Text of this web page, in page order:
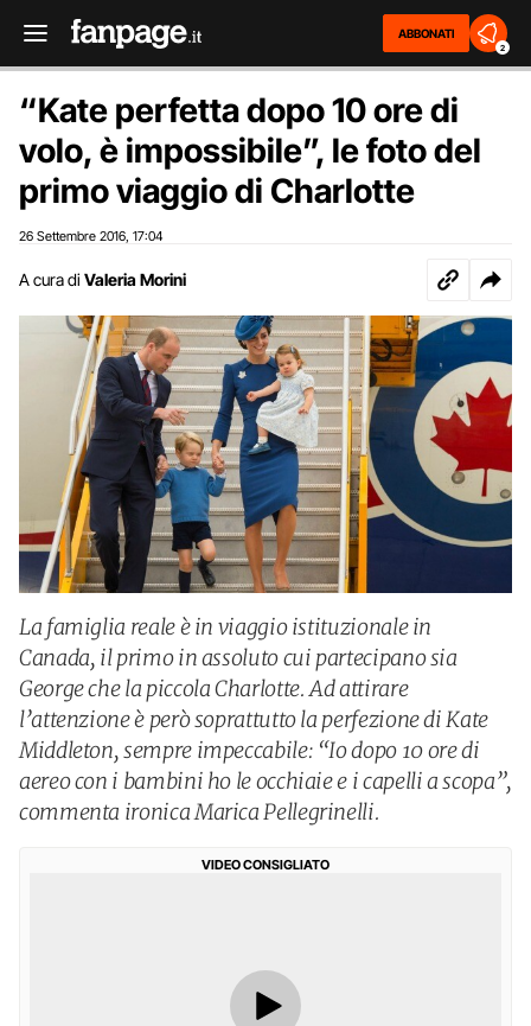
ABBONATI
2
“Kate perfetta dopo 10 ore di
volo, è impossibile”, le foto del
primo viaggio di Charlotte
26 Settembre 2016 17:04
A cura di Valeria Morini
La famiglia reale è in viaggio istituzionale in
Canada, il primo in assoluto cui partecipano sia
George che la piccola Charlotte. Ad attirare
l’attenzione è però soprattutto la perfezione di Kate
Middleton, sempre impeccabile: “Io dopo 10 ore di
aereo con i bambini ho le occhiaie e i capelli a scopa”,
commenta ironica Marica Pellegrinelli.
VIDEO CONSIGLIATO